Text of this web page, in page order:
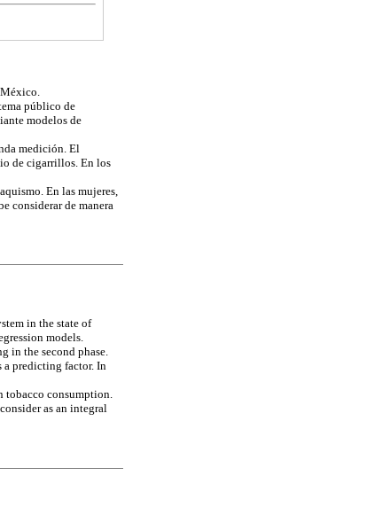
público de
modelos de
medición. El
de cigarrillos. En los
En las mujeres,
considerar de manera
in the state of
models.
in the second phase.
a predicting factor. In
tobacco consumption.
as an integral